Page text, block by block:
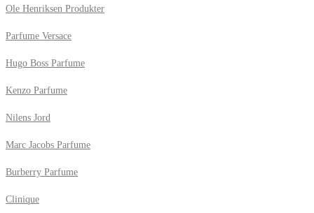
Ole Henriksen Produkter
Parfume Versace
Hugo Boss Parfume
Kenzo Parfume
Nilens Jord
Marc Jacobs Parfume
Burberry Parfume
Clinique